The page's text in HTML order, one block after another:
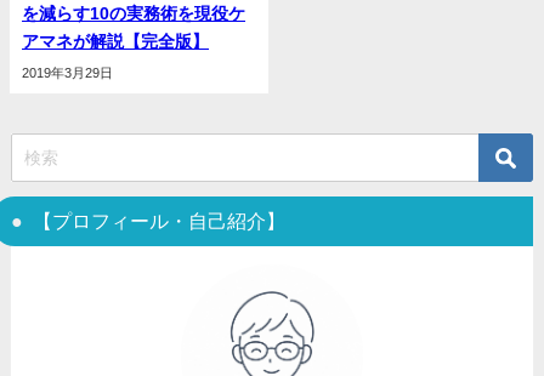
を減らす10の実務術を現役ケ
アマネが解説【完全版】
2019年3月29日
【プロフィール・自己紹介】